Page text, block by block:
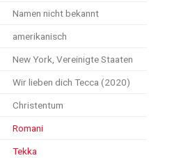
Namen nicht bekannt
amerikanisch
New York, Vereinigte Staaten
Wir lieben dich Tecca (2020)
Christentum
Romani
Tekka